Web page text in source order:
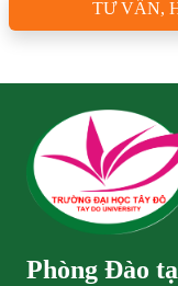
TƯ VẤN,
Phòng Đào